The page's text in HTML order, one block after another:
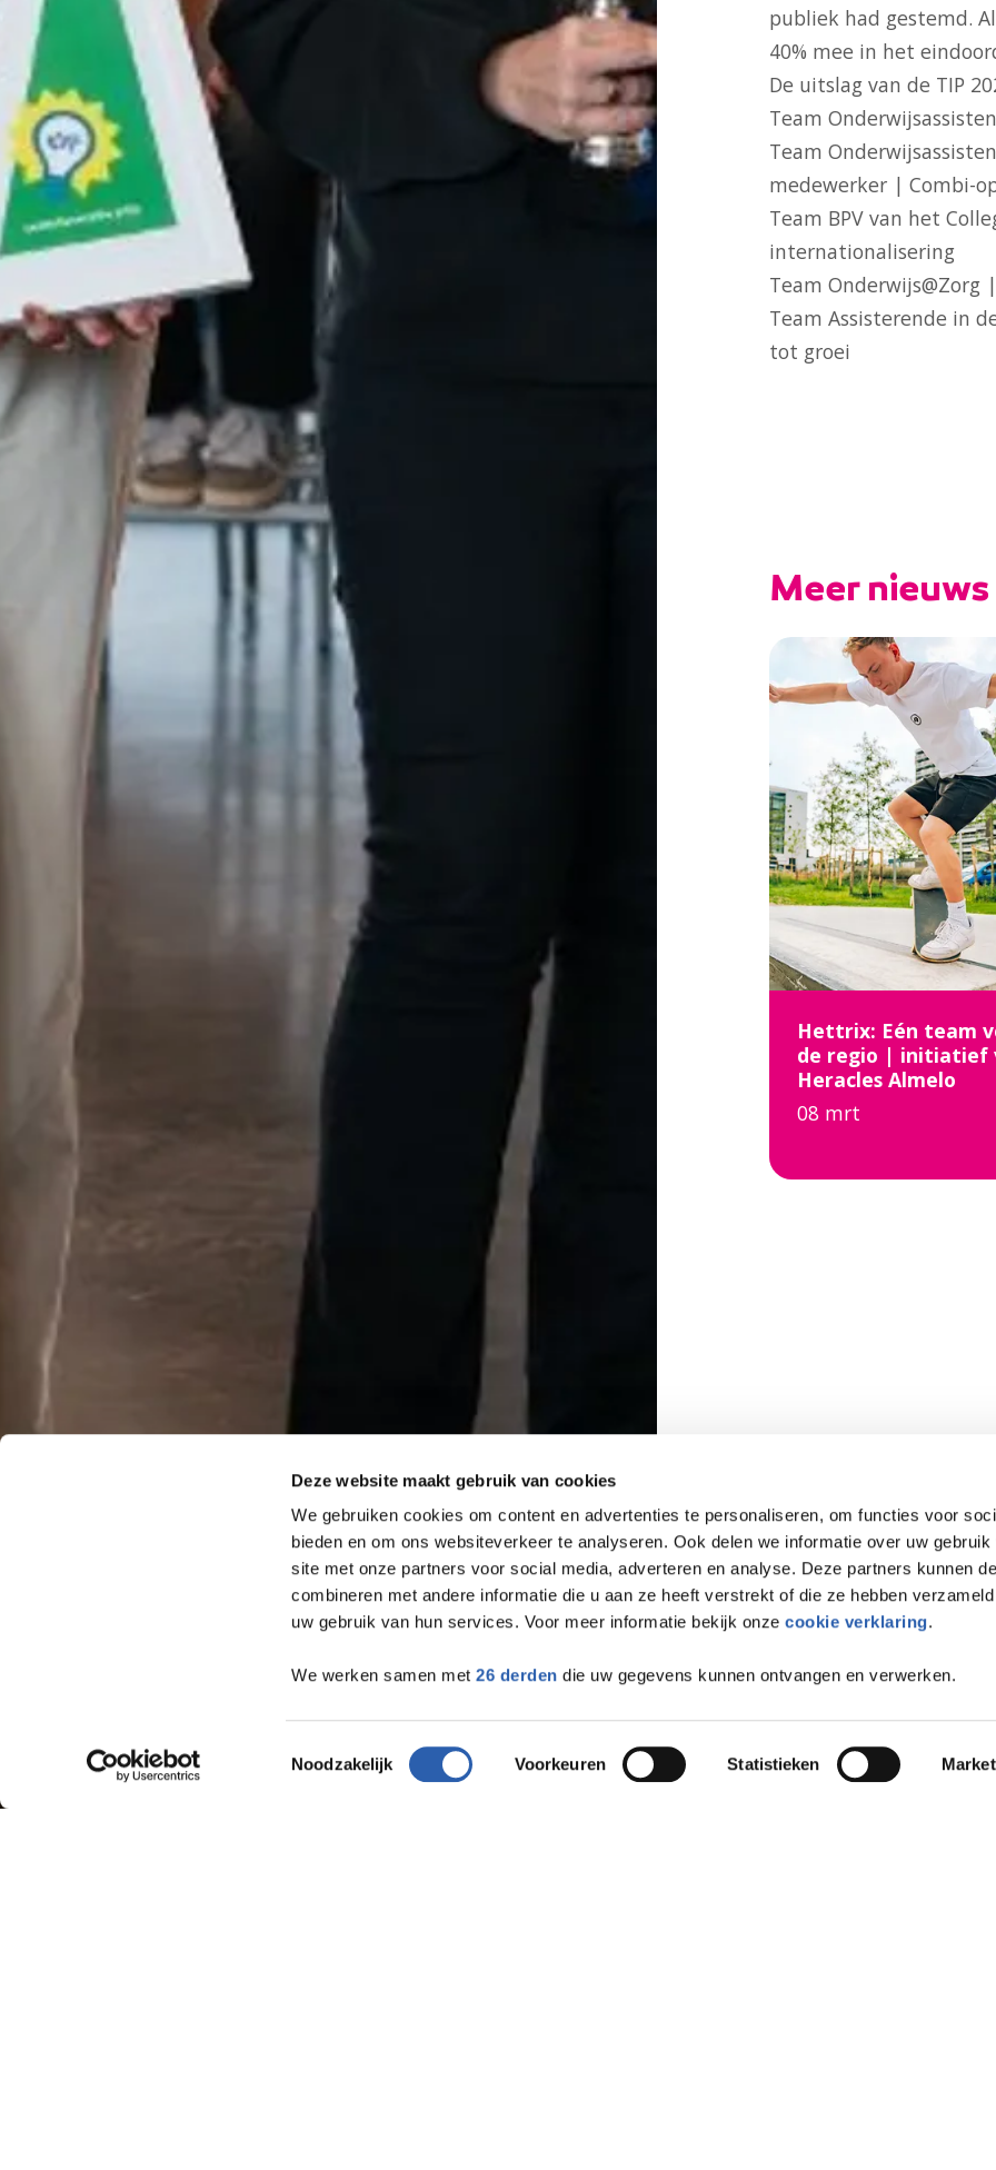
Deze website maakt gebruik van cookies
We gebruiken cookies om content en advertenties te personaliseren, om functies voor
bieden en om ons websiteverkeer te analyseren. Ook delen we informatie over uw gebruik
site met onze partners voor social media, adverteren en analyse. Deze partners kunnen
combineren met andere informatie die u aan ze heeft verstrekt of die ze hebben
uw gebruik van hun services. Voor meer informatie bekijk onzecookie verklaring.
We werken samen met26 derden die uw gegevens kunnen ontvangen en verwerken.
Toestemmingsselectie
Noodzakelijk Voorkeuren Statistieken
publiek had gestemd.
40% mee in het
De uitslag van de TIP
Team
Team
medewerker | Combi-
Team BPV van het
internationalisering
Team
Team Assisterende in
tot groei
Meer nieuws
Hettrix: Eén team
de regio | initiatief
Heracles Almelo
08 mrt